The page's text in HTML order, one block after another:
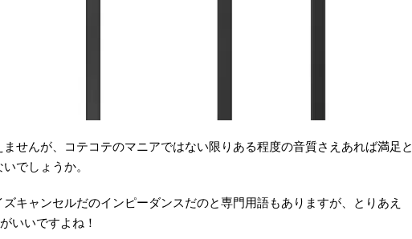
せんが、コテコテのマニアではない限りある程度の音質さえあれば満足と
でしょうか。
キャンセルだのインピーダンスだのと専門用語もありますが、とりあえ
がいいですよね！